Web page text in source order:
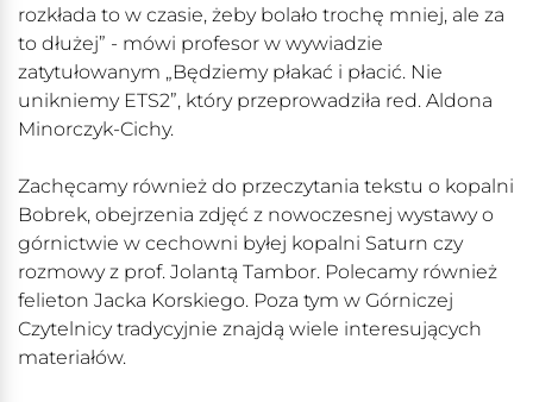
rozkłada to w czasie, żeby bolało trochę mniej, ale za
to dłużej” - mówi profesor w wywiadzie
zatytułowanym „Będziemy płakać i płacić. Nie
unikniemy ETS2”, który przeprowadziła red. Aldona
Minorczyk-Cichy.
Zachęcamy również do przeczytania tekstu o kopalni
Bobrek, obejrzenia zdjęć z nowoczesnej wystawy o
górnictwie w cechowni byłej kopalni Saturn czy
rozmowy z prof. Jolantą Tambor. Polecamy również
felieton Jacka Korskiego. Poza tym w Górniczej
Czytelnicy tradycyjnie znajdą wiele interesujących
materiałów.